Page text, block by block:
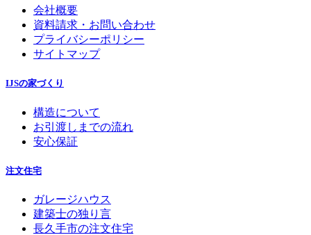
会社概要
資料請求・お問い合わせ
プライバシーポリシー
サイトマップ
IJSの家づくり
構造について
お引渡しまでの流れ
安心保証
注文住宅
ガレージハウス
建築士の独り言
長久手市の注文住宅